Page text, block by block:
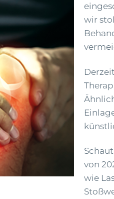
wir
von
wie